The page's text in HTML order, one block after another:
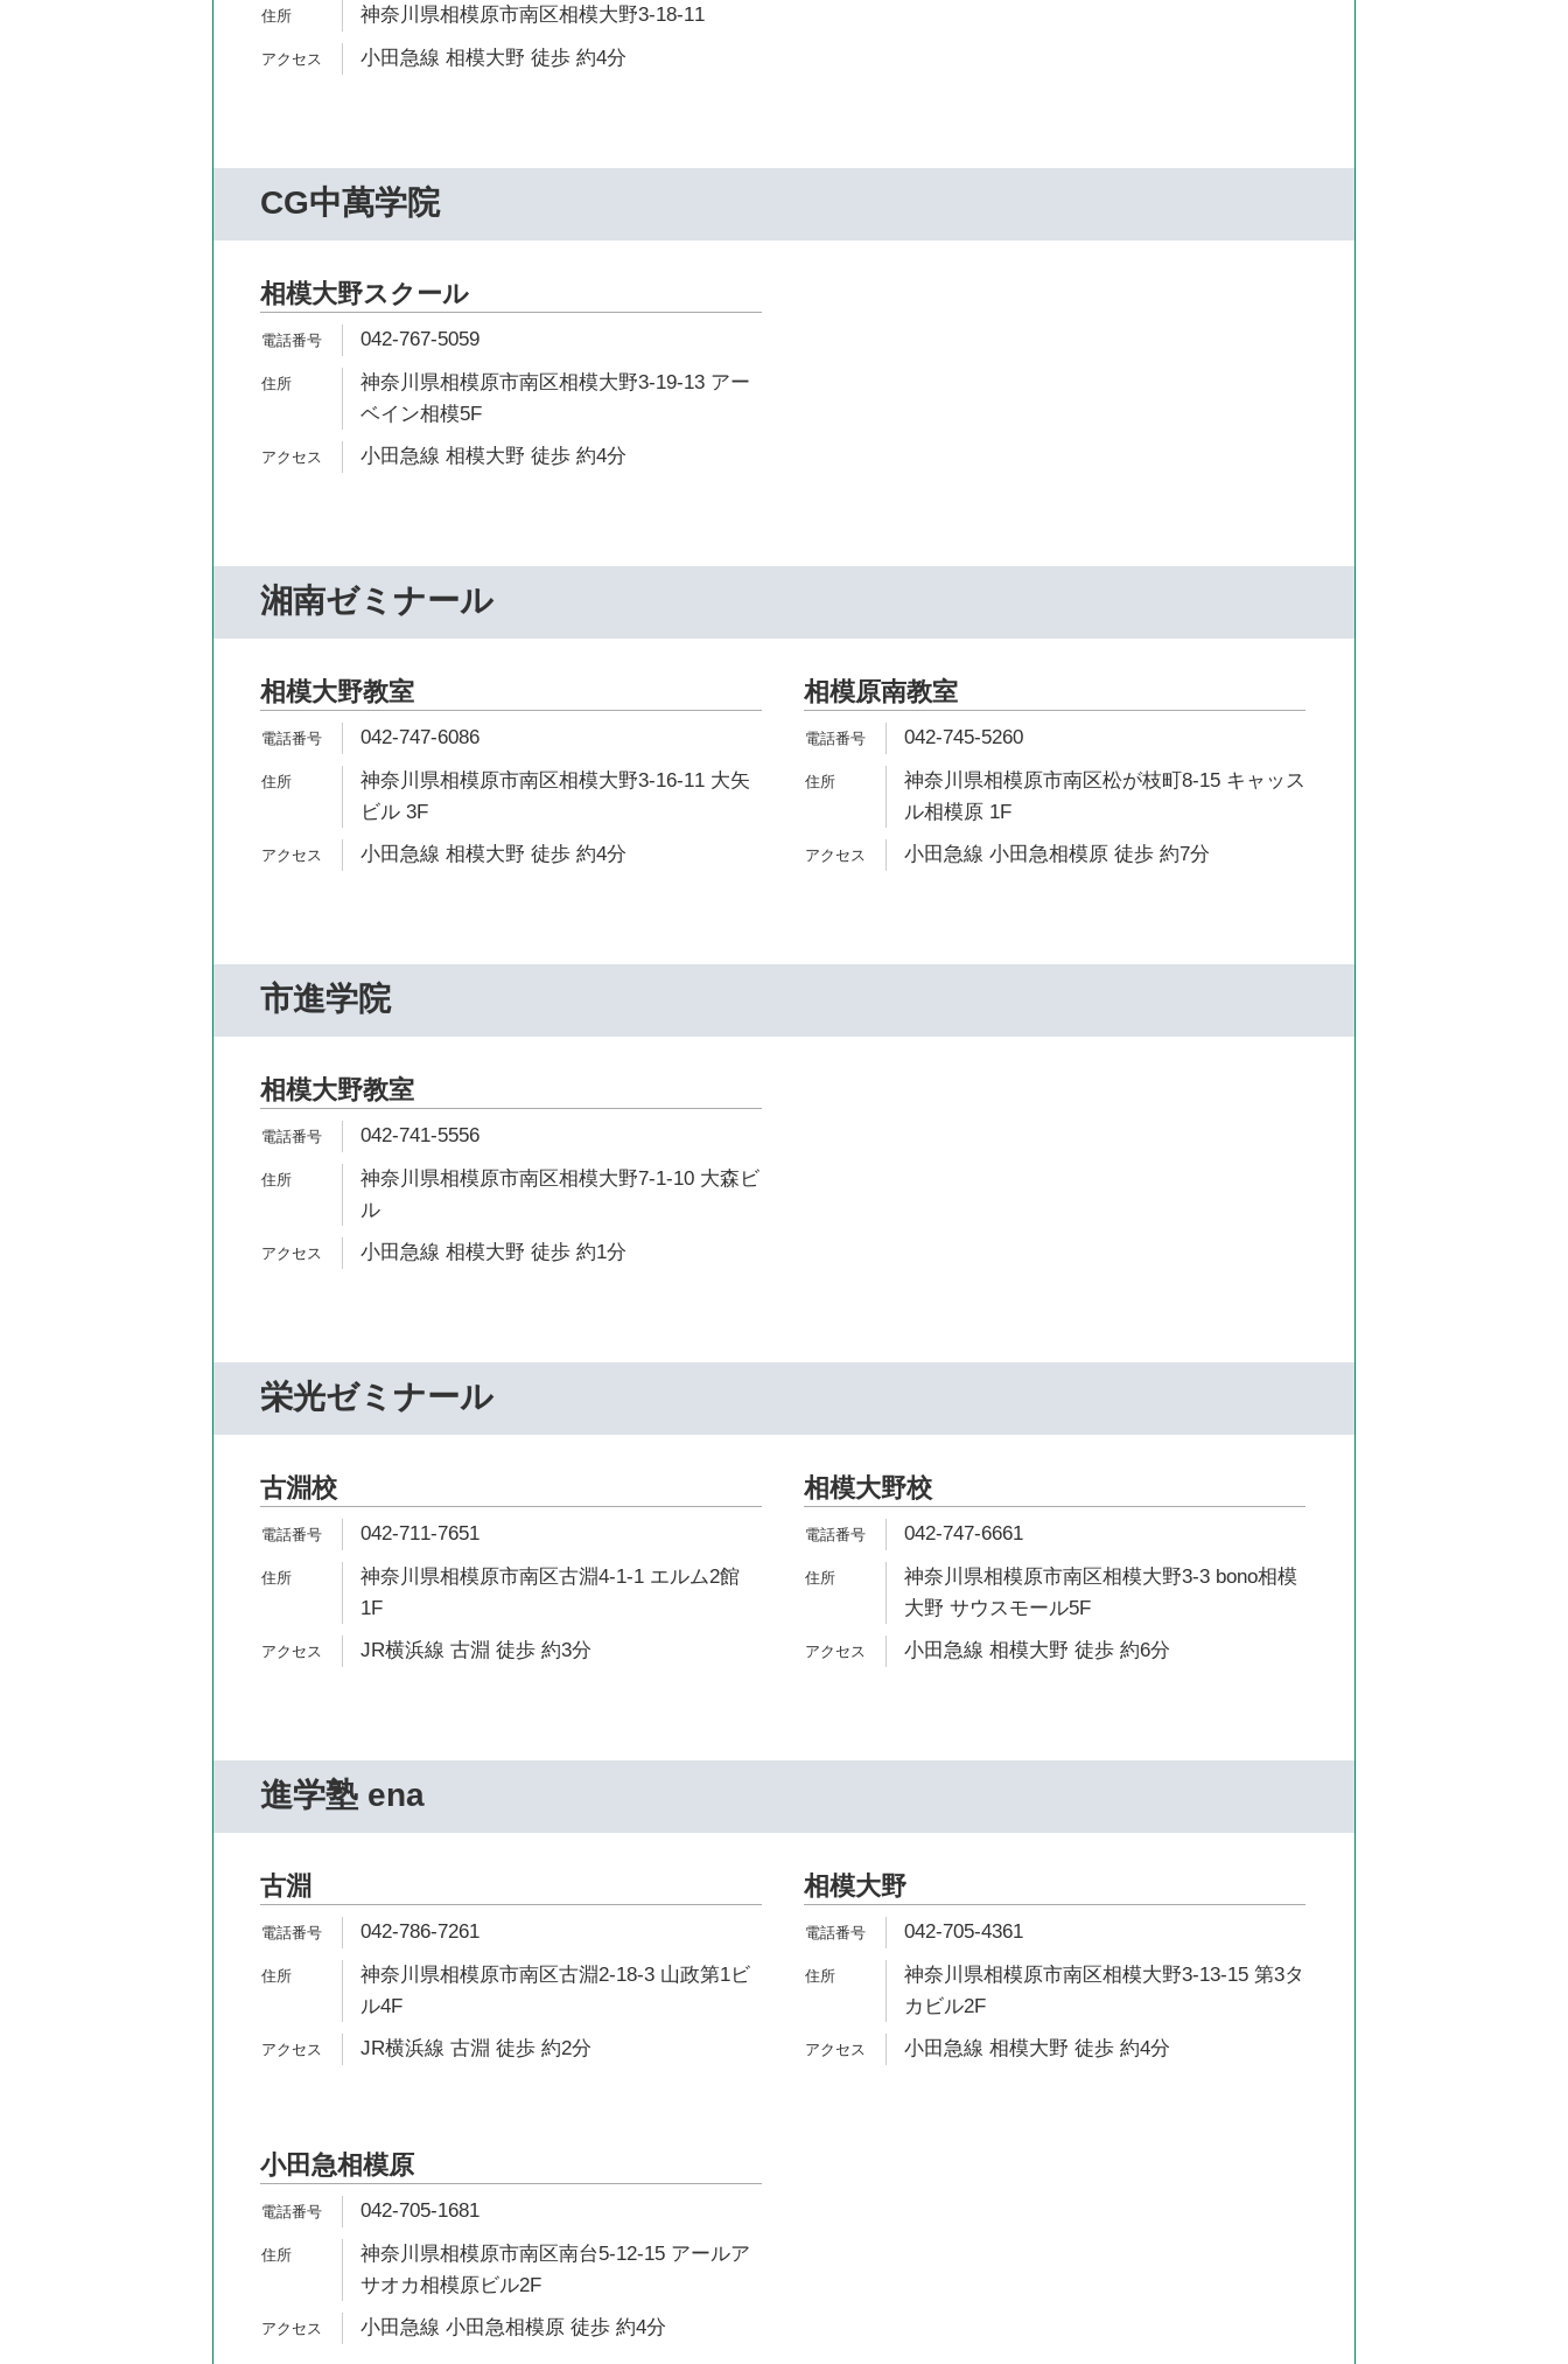
神奈川県相模原市南区相模大野3-18-11
小田急線 相模大野 徒歩 約4分
CG中萬学院
相模大野スクール
042-767-5059
神奈川県相模原市南区相模大野3-19-13 アー
ベイン相模5F
小田急線 相模大野 徒歩 約4分
湘南ゼミナール
相模大野教室
042-747-6086
神奈川県相模原市南区相模大野3-16-11 大矢
ビル 3F
小田急線 相模大野 徒歩 約4分
相模原南教室
042-745-5260
神奈川県相模原市南区松が枝町8-15 キャッス
ル相模原 1F
小田急線 小田急相模原 徒歩 約7分
市進学院
相模大野教室
042-741-5556
神奈川県相模原市南区相模大野7-1-10 大森ビ
ル
小田急線 相模大野 徒歩 約1分
栄光ゼミナール
古淵校
042-711-7651
神奈川県相模原市南区古淵4-1-1 エルム2館
1F
JR横浜線 古淵 徒歩 約3分
相模大野校
042-747-6661
神奈川県相模原市南区相模大野3-3 bono相模
大野 サウスモール5F
小田急線 相模大野 徒歩 約6分
進学塾 ena
古淵
042-786-7261
神奈川県相模原市南区古淵2-18-3 山政第1ビ
ル4F
JR横浜線 古淵 徒歩 約2分
相模大野
042-705-4361
神奈川県相模原市南区相模大野3-13-15 第3タ
カビル2F
小田急線 相模大野 徒歩 約4分
小田急相模原
042-705-1681
神奈川県相模原市南区南台5-12-15 アールア
サオカ相模原ビル2F
小田急線 小田急相模原 徒歩 約4分